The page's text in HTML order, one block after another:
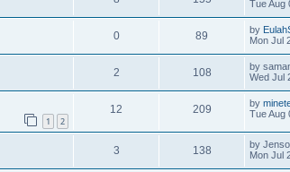
Tue Aug
0 89 by
Mon Jul
2 108 by
Wed Jul
1 2
12 209 by
Tue Aug
3 138 by
Mon Jul